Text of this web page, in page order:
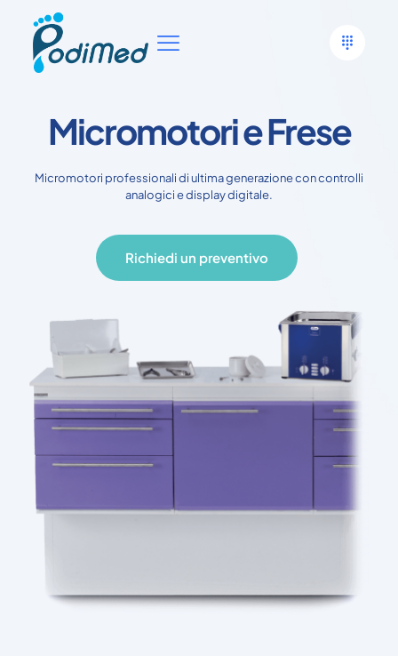
Micromotori e Frese
Micromotori professionali di ultima generazione con controlli
analogici e display digitale.
Richiedi un preventivo